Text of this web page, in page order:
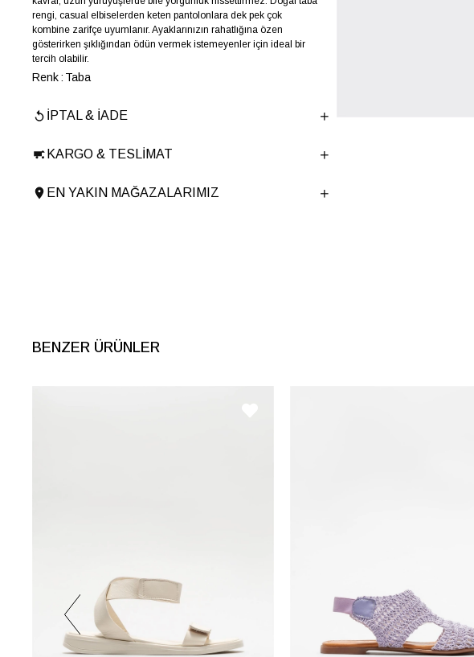
rengi, casual elbiselerden keten pantolonlara dek pek çok
kombine zarifçe uyumlanır. Ayaklarınızın rahatlığına özen
gösterirken şıklığından ödün vermek istemeyenler için ideal bir
tercih olabilir.
Renk Taba
Marka
ELLE
Astar Malzemesi
Keçi Derisi
İPTAL & İADE
KARGO & TESLIMAT
EN YAKIN MAĞAZALARIMIZ
BENZER ÜRÜNLER